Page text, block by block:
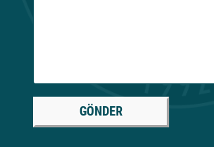
GÖNDER